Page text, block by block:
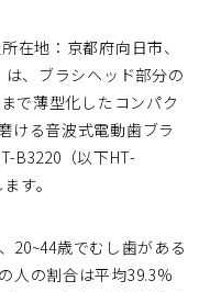
在地：京都府向日市、
、ブラシヘッド部分の
で薄型化したコンパク
ける音波式電動歯ブラ
B3220（以下HT-
す。
20~44歳でむし歯がある
人の割合は平均39.3%